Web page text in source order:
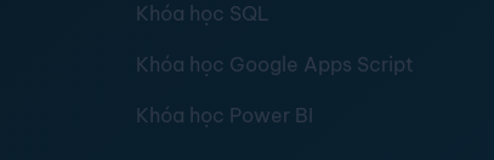
Khóa học SQL
Khóa học Google Apps Script
Khóa học Power BI